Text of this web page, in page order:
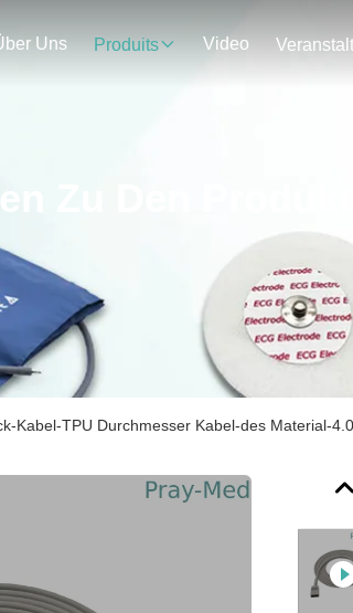
Uns Produits Video
Zu Den
Kabel-TPU Durchmesser Kabel-des Material-